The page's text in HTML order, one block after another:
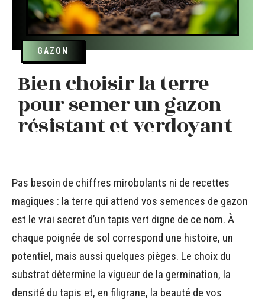
GAZON
Bien choisir la terre
pour semer un gazon
résistant et verdoyant
Pas besoin de chiffres mirobolants ni de recettes
magiques : la terre qui attend vos semences de gazon
est le vrai secret d’un tapis vert digne de ce nom. À
chaque poignée de sol correspond une histoire, un
potentiel, mais aussi quelques pièges. Le choix du
substrat détermine la vigueur de la germination, la
densité du tapis et, en filigrane, la beauté de vos